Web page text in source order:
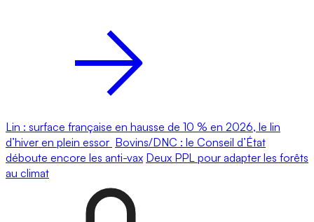
Lin : surface française en hausse de 10 % en 2026, le lin
d’hiver en plein essor Bovins/DNC : le Conseil d’État
déboute encore les anti-vax Deux PPL pour adapter les forêts
au climat